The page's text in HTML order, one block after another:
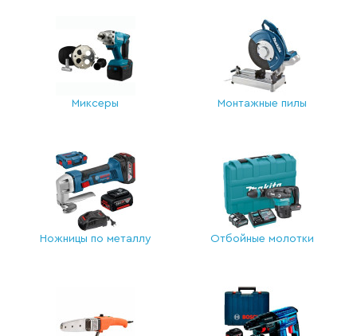
Миксеры Монтажные пилы
Ножницы по металлу Отбойные молотки